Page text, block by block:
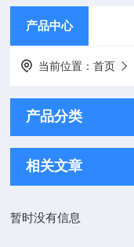
产品中心
当前位置：首页
产品分类
相关文章
暂时没有信息